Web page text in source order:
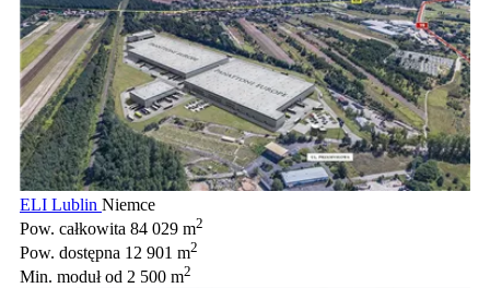
ELI Lublin Niemce
Pow. całkowita 84 029 m2
Pow. dostępna 12 901 m2
Min. modułod 2 500 m2